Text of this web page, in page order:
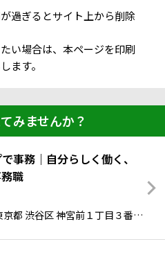
過ぎるとサイト上から削除
い場合は、本ページを印刷
ます。
みませんか？
事務｜自分らしく働く、
職
渋谷区 神宮前１丁目３番１０号